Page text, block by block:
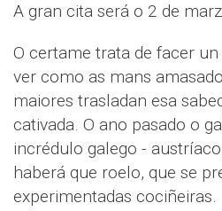
A gran cita será o 2 de
O certame trata de facer
ver como as mans
maiores trasladan esa
cativada. O ano pasado o
incrédulo galego -
haberá que roelo, que se
experimentadas cociñeiras.